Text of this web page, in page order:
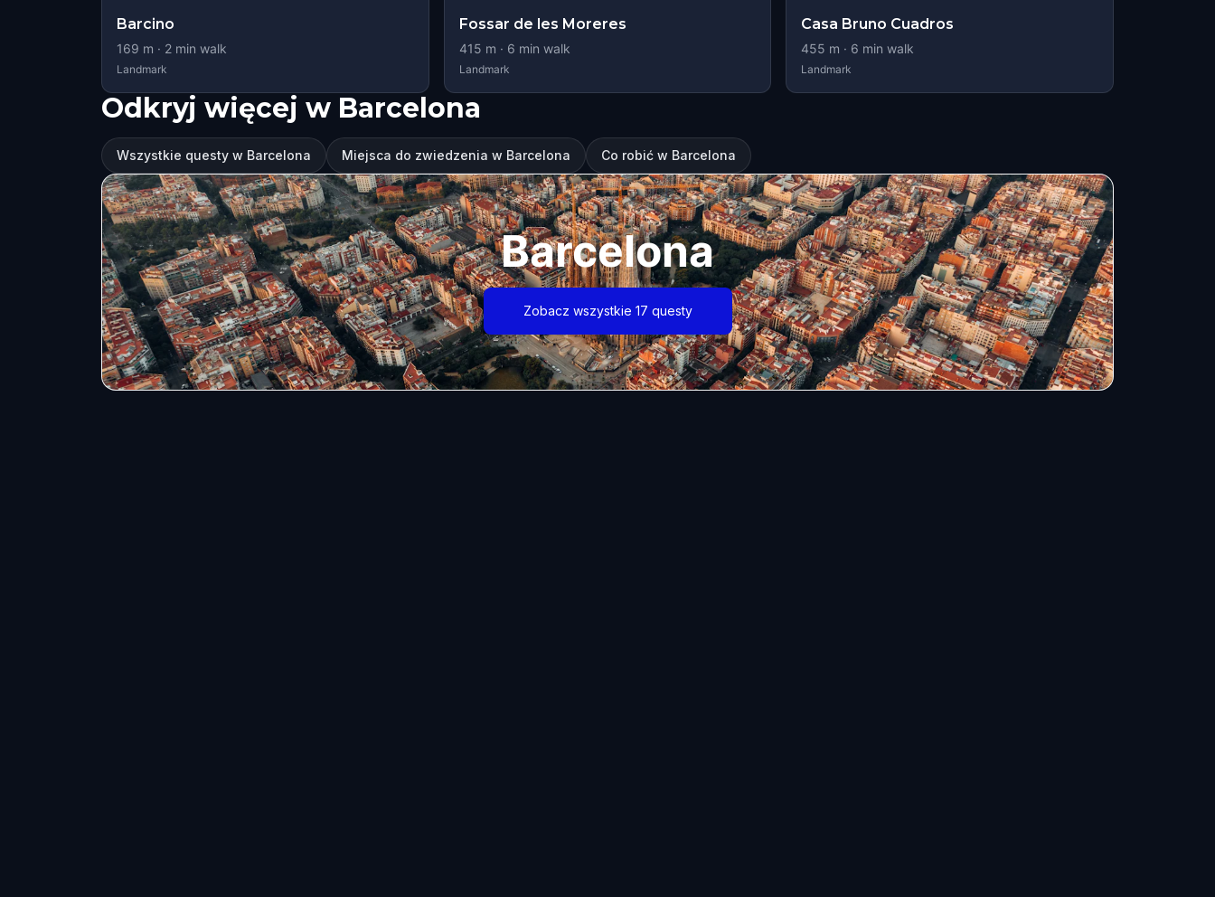
Barcino
169 m · 2 min walk
Landmark
Fossar de les Moreres
415 m · 6 min walk
Landmark
Casa Bruno Cuadros
455 m · 6 min walk
Landmark
Odkryj więcej w Barcelona
Wszystkie questy w Barcelona Miejsca do zwiedzenia w Barcelona Co robić w Barcelona
Barcelona
Zobacz wszystkie 17 questy